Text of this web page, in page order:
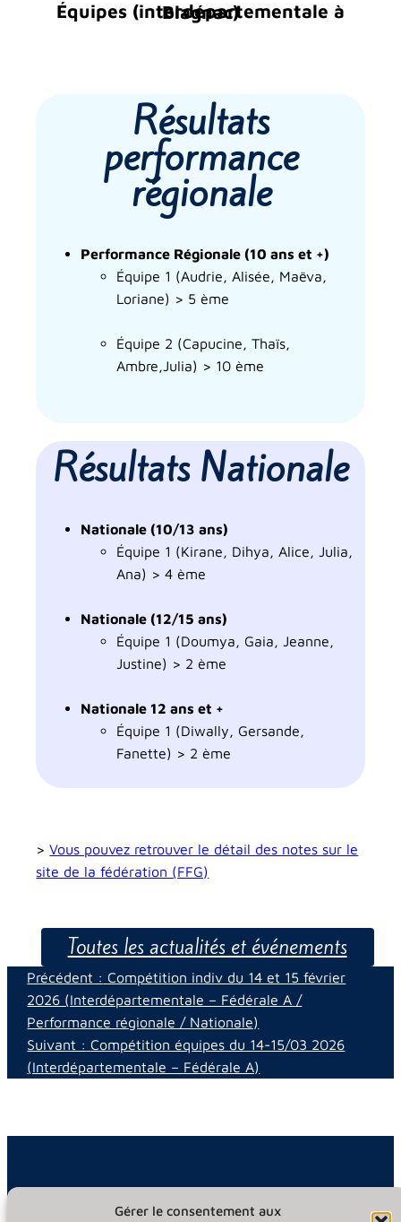
Gérer le consentement aux
Équipes (interdépartementale à Blagnac)
Résultats
performance
régionale
Performance Régionale (10 ans et +)
Équipe 1 (Audrie, Alisée, Maëva,
Loriane) > 5 ème
Équipe 2 (Capucine, Thaïs,
Ambre,Julia) > 10 ème
Résultats Nationale
Nationale (10/13 ans)
Équipe 1 (Kirane, Dihya, Alice, Julia,
Ana) > 4 ème
Nationale (12/15 ans)
Équipe 1 (Doumya, Gaia, Jeanne,
Justine) > 2 ème
Nationale 12 ans et +
Équipe 1 (Diwally, Gersande,
Fanette) > 2 ème
>Vous pouvez retrouver le détail des notes sur le
site de la fédération (FFG)
Toutes les actualités et événements​
Précédent : Compétition indiv du 14 et 15 février
2026 (Interdépartementale – Fédérale A /
Performance régionale / Nationale)
Suivant : Compétition équipes du 14-15/03 2026
(Interdépartementale – Fédérale A​)